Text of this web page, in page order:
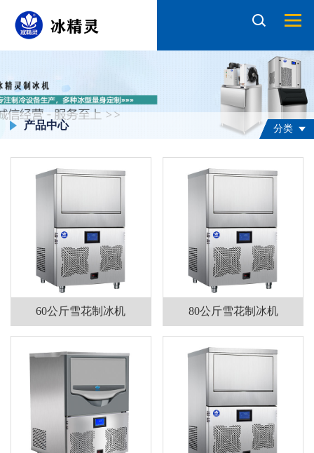
产品中心 分类
60公斤雪花制冰机 80公斤雪花制冰机